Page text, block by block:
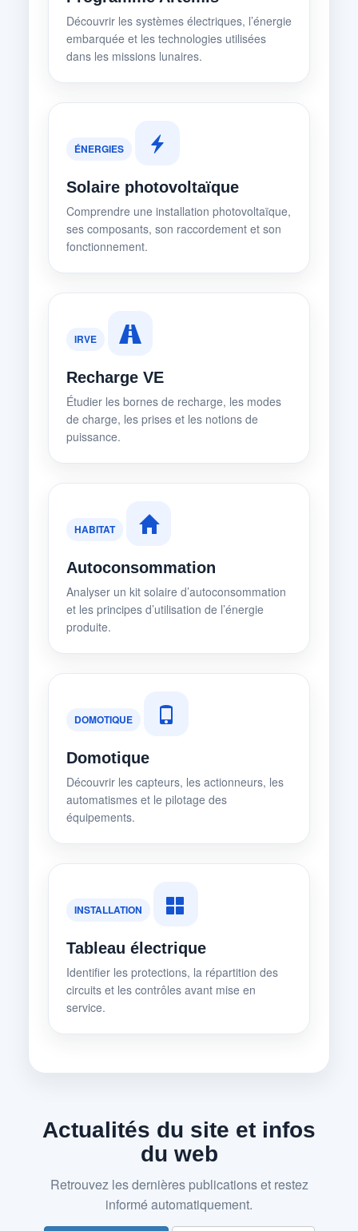
Découvrir les systèmes électriques, l’énergie
embarquée et les technologies utilisées
dans les missions lunaires.
ÉNERGIES
Solaire photovoltaïque
Comprendre une installation photovoltaïque,
ses composants, son raccordement et son
fonctionnement.
IRVE
Recharge VE
Étudier les bornes de recharge, les modes
de charge, les prises et les notions de
puissance.
HABITAT
Autoconsommation
Analyser un kit solaire d’autoconsommation
et les principes d’utilisation de l’énergie
produite.
DOMOTIQUE
Domotique
Découvrir les capteurs, les actionneurs, les
automatismes et le pilotage des
équipements.
INSTALLATION
Tableau électrique
Identifier les protections, la répartition des
circuits et les contrôles avant mise en
service.
Actualités du site et infos
du web
Retrouvez les dernières publications et restez
informé automatiquement.